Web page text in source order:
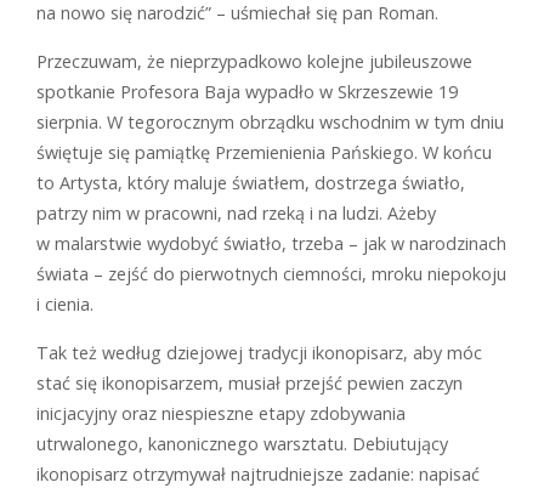
na nowo się narodzić” – uśmiechał się pan Roman.
Przeczuwam, że nieprzypadkowo kolejne jubileuszowe
spotkanie Profesora Baja wypadło w Skrzeszewie 19
sierpnia. W tegorocznym obrządku wschodnim w tym dniu
świętuje się pamiątkę Przemienienia Pańskiego. W końcu
to Artysta, który maluje światłem, dostrzega światło,
patrzy nim w pracowni, nad rzeką i na ludzi. Ażeby
w malarstwie wydobyć światło, trzeba – jak w narodzinach
świata – zejść do pierwotnych ciemności, mroku niepokoju
i cienia.
Tak też według dziejowej tradycji ikonopisarz, aby móc
stać się ikonopisarzem, musiał przejść pewien zaczyn
inicjacyjny oraz niespieszne etapy zdobywania
utrwalonego, kanonicznego warsztatu. Debiutujący
ikonopisarz otrzymywał najtrudniejsze zadanie: napisać